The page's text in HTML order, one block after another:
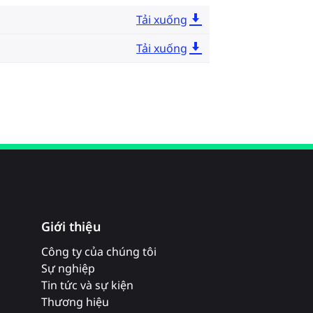
Tải xuống
Tải xuống
Giới thiệu
Công ty của chúng tôi
Sự nghiệp
Tin tức và sự kiện
Thương hiệu